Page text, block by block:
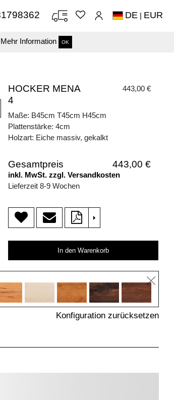
Mehr Information OK
DE | EUR
HOCKER MENA
4
443,00 €
Maße: B45cm T45cm H45cm
Plattenstärke: 4cm
Holzart: Eiche massiv, gekalkt
Gesamtpreis 443,00 €
inkl. MwSt. zzgl. Versandkosten
Lieferzeit 8-9 Wochen
>
In den Warenkorb
Konfiguration zurücksetzen